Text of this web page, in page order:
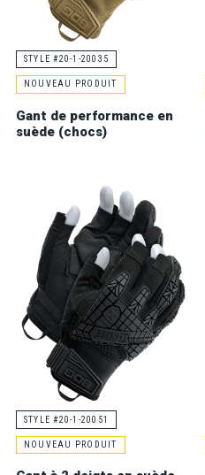
STYLE #20-1-20035
NOUVEAU PRODUIT
Gant de performance en
suède (chocs)
STYLE #20-1-20051
NOUVEAU PRODUIT